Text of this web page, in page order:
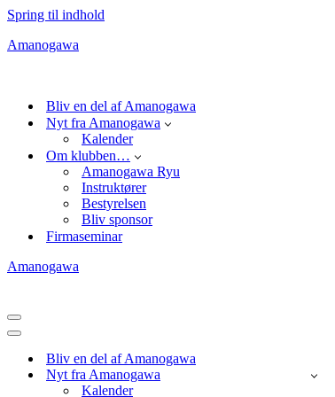
Spring til indhold
Amanogawa
Bliv en del af Amanogawa
Nyt fra Amanogawa
Kalender
Om klubben…
Amanogawa Ryu
Instruktører
Bestyrelsen
Bliv sponsor
Firmaseminar
Amanogawa
Navigation
menu
Navigation
Bliv en del af Amanogawa
Nyt fra Amanogawa
Kalender